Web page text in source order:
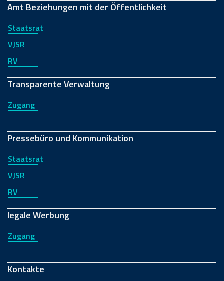
Amt Beziehungen mit der Öffentlichkeit
Staatsrat
VJSR
RV
Transparente Verwaltung
Zugang
Pressebüro und Kommunikation
Staatsrat
VJSR
RV
legale Werbung
Zugang
Kontakte